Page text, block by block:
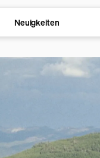
Neuigkeiten